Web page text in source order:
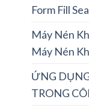
Form Fill
Máy Nén
Máy Nén
ỨNG
TRONG